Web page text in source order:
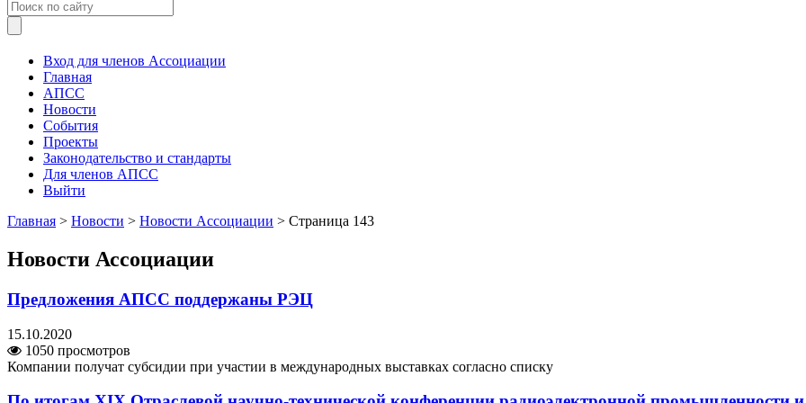
Вход для членов Ассоциации
Главная
АПСС
Новости
События
Проекты
Законодательство и стандарты
Для членов АПСС
Выйти
Главная > Новости > Новости Ассоциации > Страница 143
Новости Ассоциации
Предложения АПСС поддержаны РЭЦ
15.10.2020
1050 просмотров
Компании получат субсидии при участии в международных выставках согласно списку